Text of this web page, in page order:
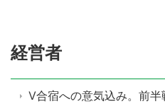
経営者
V合宿への意気込み。前